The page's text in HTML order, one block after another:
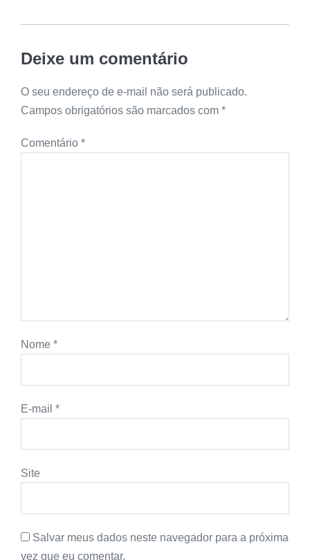
Deixe um comentário
O seu endereço de e-mail não será publicado.
Campos obrigatórios são marcados com *
Comentário *
Nome *
E-mail *
Site
Salvar meus dados neste navegador para a próxima
vez que eu comentar.